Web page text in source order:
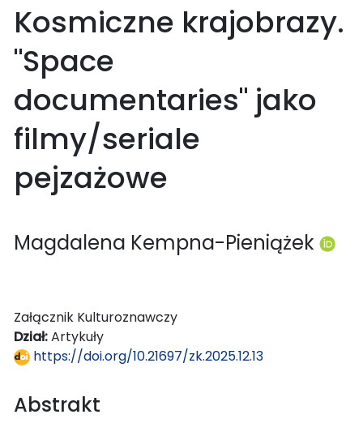
Kosmiczne krajobrazy.
"Space
documentaries" jako
filmy/seriale
pejzażowe
Magdalena Kempna-Pieniążek
Załącznik Kulturoznawczy
Dział:Artykuły
https://doi.org/10.21697/zk.2025.12.13
Abstrakt